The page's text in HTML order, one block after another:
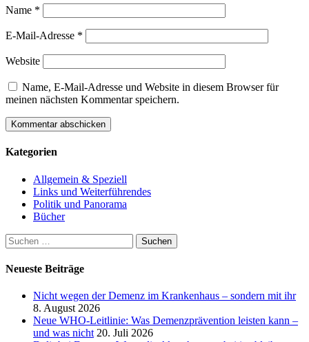
Name *
E-Mail-Adresse *
Website
Name, E-Mail-Adresse und Website in diesem Browser für
meinen nächsten Kommentar speichern.
Kategorien
Allgemein & Speziell
Links und Weiterführendes
Politik und Panorama
Bücher
Suchen
nach:
Neueste Beiträge
Nicht wegen der Demenz im Krankenhaus – sondern mit ihr
8. August 2026
Neue WHO-Leitlinie: Was Demenzprävention leisten kann –
und was nicht 20. Juli 2026